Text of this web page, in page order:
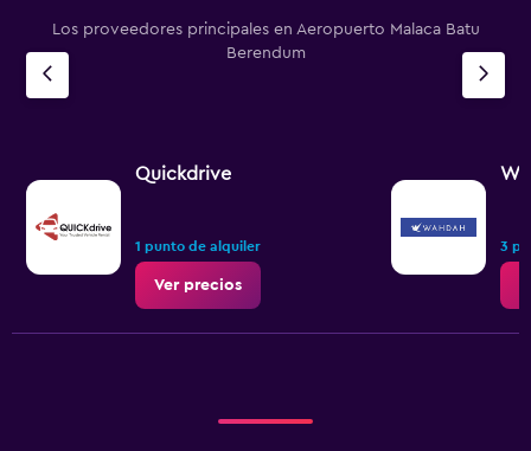
Los proveedores principales en Aeropuerto Malaca Batu
Berendum
Quickdrive
1 punto de alquiler
Ver precios
3